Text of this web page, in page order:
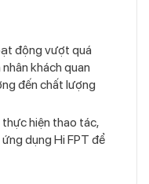
động vượt quá
khách quan
đến chất lượng
hiện thao tác,
dụng Hi FPT để